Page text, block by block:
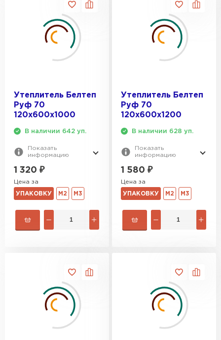
Утеплитель Белтеп
Руф 70
120х600х1000
В наличии 642 уп.
Показать
информацию
1 320 ₽
Цена за
УПАКОВКУ М2 М3
Утеплитель Белтеп
Руф 70
120х600х1200
В наличии 628 уп.
Показать
информацию
1 580 ₽
Цена за
УПАКОВКУ М2 М3